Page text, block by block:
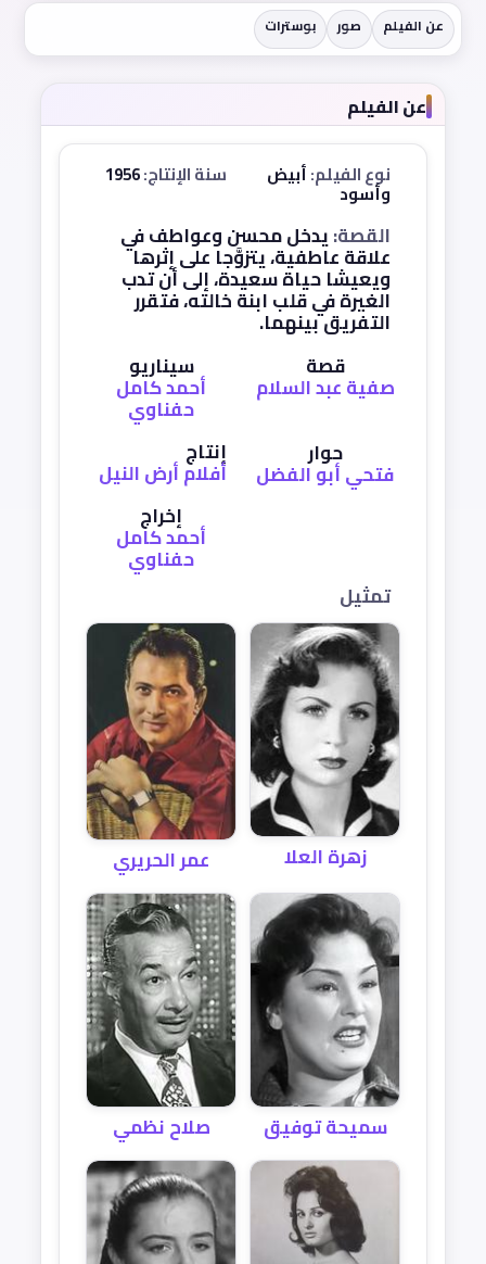
عن الفيلم صور بوسترات
عن الفيلم
نوع الفيلم:أبيض
وأسود
سنة الإنتاج:
القصة:يدخل محسن وعواطف في
علاقة عاطفية، يتزوَّجا على إثرها
ويعيشا حياة سعيدة، إلى أن تدب
الغيرة في قلب ابنة خالته، فتقرر
التفريق بينهما.
قصة
صفية عبد السلام
سيناريو
أحمد كامل
حفناوي
حوار
فتحي أبو الفضل
إنتاج
أفلام أرض النيل
إخراج
أحمد كامل
حفناوي
تمثيل
زهرة العلا عمر الحريري
سميحة توفيق صلاح نظمي